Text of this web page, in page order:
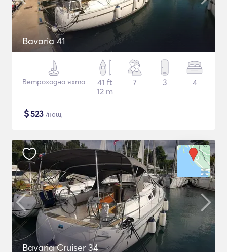
Bavaria 41
Ветроходна яхта
41 ft
12 m
7 3 4
$523 /нощ
Bavaria Cruiser 34